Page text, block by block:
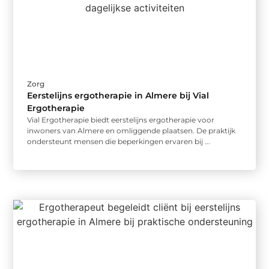
Zorg
Eerstelijns ergotherapie in Almere bij Vial
Ergotherapie
Vial Ergotherapie biedt eerstelijns ergotherapie voor
inwoners van Almere en omliggende plaatsen. De praktijk
ondersteunt mensen die beperkingen ervaren bij ...